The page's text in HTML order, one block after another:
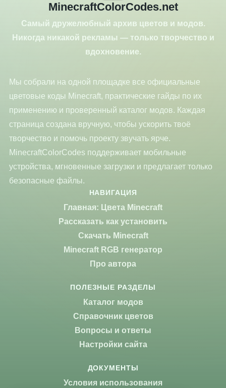
MinecraftColorCodes.net
Самый дружелюбный архив цветов и модов.
Никогда никакой рекламы — только творчество и
вдохновение.
Мы собрали на одной площадке все официальные
цветовые коды Minecraft, практические гайды по их
применению и проверенный каталог модов. Каждая
страница создана вручную, чтобы ускорить твоё
творчество и помочь проекту звучать ярче.
MinecraftColorCodes поддерживает мобильные
устройства, мгновенные загрузки и предлагает только
безопасные файлы.
НАВИГАЦИЯ
Главная: Цвета Minecraft
Рассказать как установить
Скачать Minecraft
Minecraft RGB генератор
Про автора
ПОЛЕЗНЫЕ РАЗДЕЛЫ
Каталог модов
Справочник цветов
Вопросы и ответы
Настройки сайта
ДОКУМЕНТЫ
Условия использования